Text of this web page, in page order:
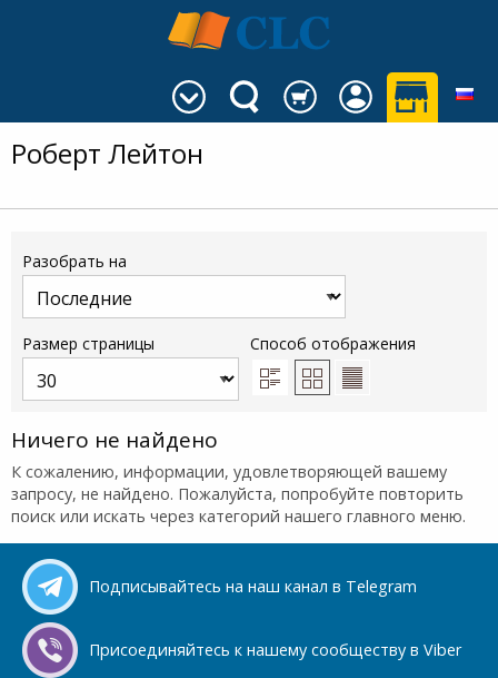
Роберт Лейтон
Разобрать на
Размер страницы Способ отображения
Ничего не найдено
К сожалению, информации, удовлетворяющей вашему
запросу, не найдено. Пожалуйста, попробуйте повторить
поиск или искать через категорий нашего главного меню.
Подписывайтесь на наш канал в Telegram
Присоединяйтесь к нашему сообществу в Viber